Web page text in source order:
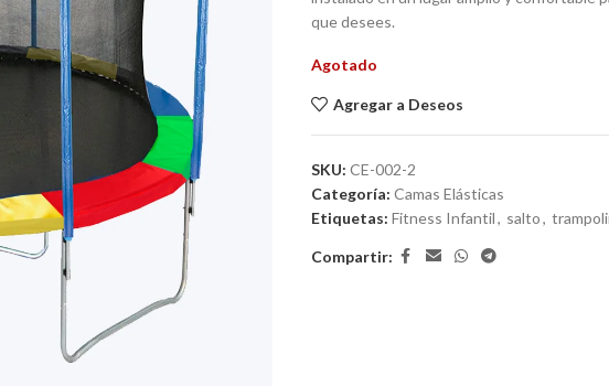
que desees.
Agotado
Agregar a Deseos
SKU: CE-002-2
Categoría: Camas Elásticas
Etiquetas: Fitness Infantil, salto,
Compartir: